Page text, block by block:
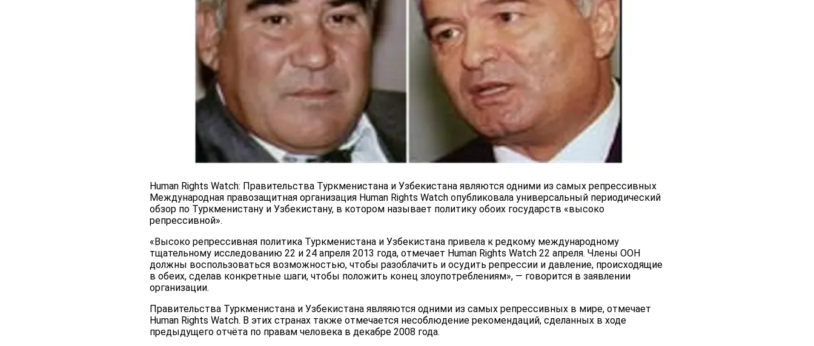
Human Rights Watch: Правительства Туркменистана и Узбекистана являются одними из самых репрессивных
Международная правозащитная организация Human Rights Watch опубликовала универсальный периодический
обзор по Туркменистану и Узбекистану, в котором называет политику обоих государств «высоко
репрессивной».
«Высоко репрессивная политика Туркменистана и Узбекистана привела к редкому международному
тщательному исследованию 22 и 24 апреля 2013 года, отмечает Human Rights Watch 22 апреля. Члены ООН
должны воспользоваться возможностью, чтобы разоблачить и осудить репрессии и давление, происходящие
в обеих, сделав конкретные шаги, чтобы положить конец злоупотреблениям», — говорится в заявлении
организации.
Правительства Туркменистана и Узбекистана являяются одними из самых репрессивных в мире, отмечает
Human Rights Watch. В этих странах также отмечается несоблюдение рекомендаций, сделанных в ходе
предыдущего отчёта по правам человека в декабре 2008 года.